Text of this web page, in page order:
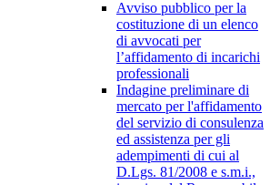
Avviso pubblico per la
costituzione di un elenco
di avvocati per
l’affidamento di incarichi
professionali
Indagine preliminare di
mercato per l'affidamento
del servizio di consulenza
ed assistenza per gli
adempimenti di cui al
D.Lgs. 81/2008 e s.m.i.,